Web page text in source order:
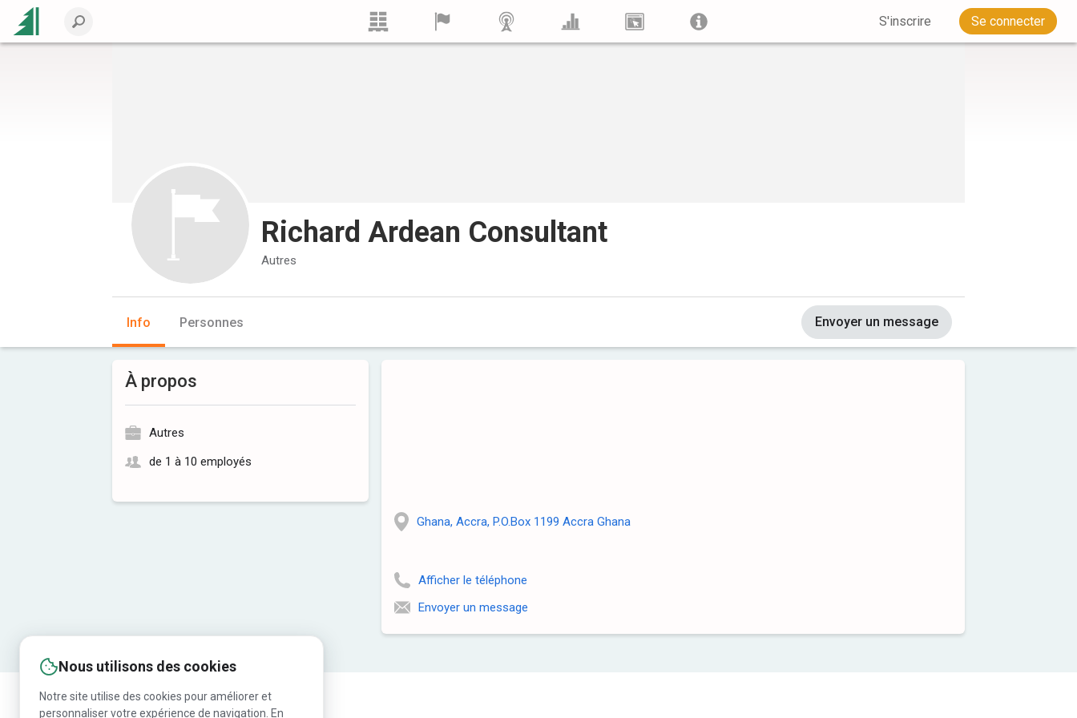
S'inscrire Se connecter
Richard Ardean Consultant
Autres
Info Personnes Envoyer un message
À propos
Autres
de 1 à 10 employés
Ghana, Accra, P.O.Box 1199 Accra Ghana
Afficher le téléphone
Envoyer un message
Nous utilisons des cookies
Notre site utilise des cookies pour améliorer et
personnaliser votre expérience de navigation. En